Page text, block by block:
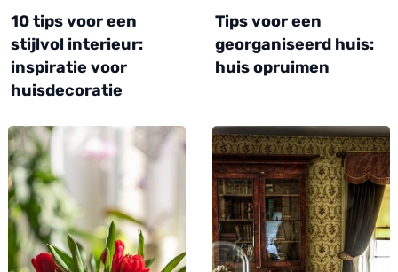
10 tips voor een
stijlvol interieur:
inspiratie voor
huisdecoratie
Tips voor een
georganiseerd huis:
huis opruimen